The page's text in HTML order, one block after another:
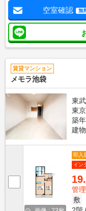
空室確認 無
賃貸マンション
メモラ池袋
東
東
築
建
即入
イン
管
敷